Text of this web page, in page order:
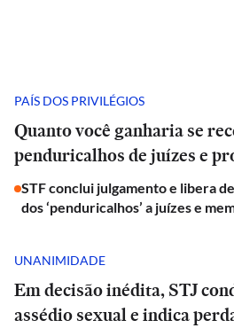
PAÍS DOS PRIVILÉGIOS
Quanto você ganharia se
penduricalhos de juízes e
STF conclui julgamento e libera
dos ‘penduricalhos’ a juízes e
UNANIMIDADE
Em decisão inédita, STJ
assédio sexual e indica